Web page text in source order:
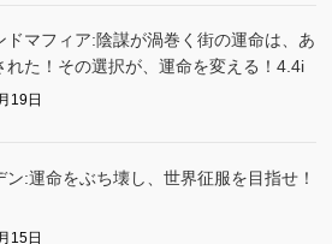
ドマフィア:陰謀が渦巻く街の運命は、あ
れた！その選択が、運命を変える！4.4i
19日
ン:運命をぶち壊し、世界征服を目指せ！
15日